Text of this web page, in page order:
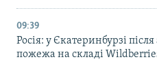
09:39
Росія: у Єкатеринбурзі
пожежа на складі